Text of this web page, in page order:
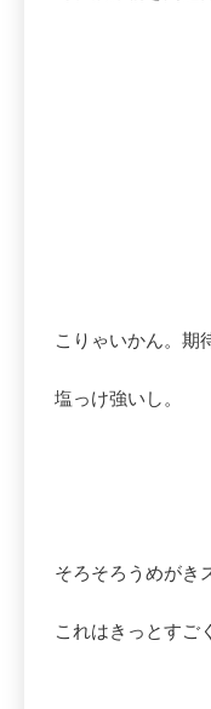
こりゃいかん。期
塩っけ強いし。
そろそろうめがき
これはきっとすご